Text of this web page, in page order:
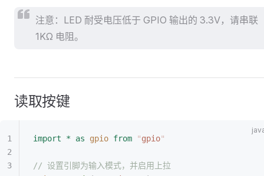
注意：LED 耐受电压低于 GPIO 输出的 3.3V，请串联
1KΩ 电阻。
读取按键
import * as gpio from "gpio"
// 设置引脚为输入模式，并启用上拉